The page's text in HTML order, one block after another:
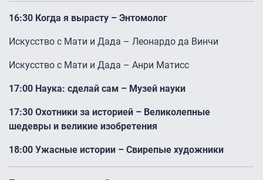
16:30 Когда я вырасту – Энтомолог
Искусство с Мати и Дада – Леонардо да Винчи
Искусство с Мати и Дада – Анри Матисс
17:00 Наука: сделай сам – Музей науки
17:30 Охотники за историей – Великолепные
шедевры и великие изобретения
18:00 Ужасные истории – Свирепые художники